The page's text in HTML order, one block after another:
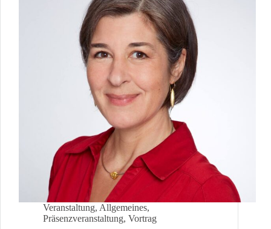
Veranstaltung, Allgemeines,
Präsenzveranstaltung, Vortrag